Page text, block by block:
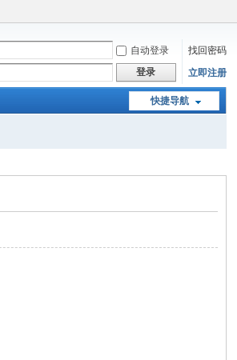
自动登录
找回密码
登录 立即注册
快捷导航